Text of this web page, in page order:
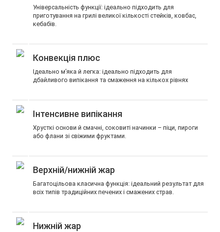
Універсальність функції: ідеально підходить для
приготування на грилі великої кількості стейків, ковбас,
кебабів.
Конвекція плюс
Ідеально м’яка й легка: ідеально підходить для
дбайливого випікання та смаження на кількох рівнях
Інтенсивне випікання
Хрусткі основи й смачні, соковиті начинки – піци, пироги
або флани зі свіжими фруктами.
Верхній/нижній жар
Багатоцільова класична функція: ідеальний результат для
всіх типів традиційних печених і смажених страв.
Нижній жар